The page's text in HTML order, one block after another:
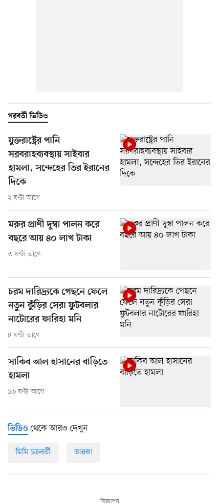
পরবর্তী ভিডিও
যুক্তরাষ্ট্রের পানি
সরবরাহব্যবস্থায় সাইবার
হামলা, সন্দেহের তির ইরানের
দিকে
২ ঘণ্টা আগে
মরুর প্রাণী দুম্বা পালন করে
বছরে আয় ৪০ লাখ টাকা
৩ ঘণ্টা আগে
চরম দারিদ্র্যকে পেছনে ফেলে
নতুন কুঁড়ির সেরা ফুটবলার
নাটোরের ফারিহা মনি
৪ ঘণ্টা আগে
সাকিব আল হাসানের বাড়িতে
হামলা
১৩ ঘণ্টা আগে
ভিডিও থেকে আরও দেখুন
মিমি চক্রবর্তী তারকা